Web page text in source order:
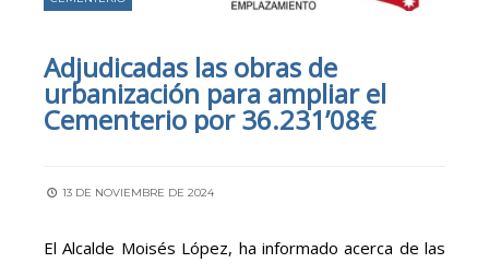
Adjudicadas las obras de
urbanización para ampliar el
Cementerio por 36.231’08€
13 DE NOVIEMBRE DE 2024
El Alcalde Moisés López, ha informado acerca de las